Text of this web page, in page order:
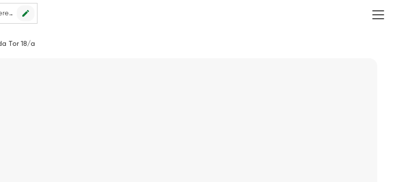
Nessun punto vendita impostato, scegline uno per vedere le offerte. edit
Tor 18/a